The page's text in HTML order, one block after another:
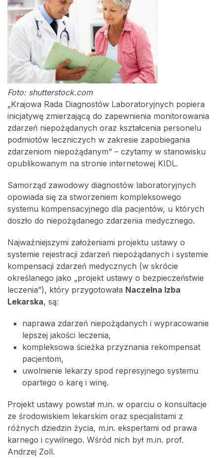
Foto: shutterstock.com
„Krajowa Rada Diagnostów Laboratoryjnych popiera
inicjatywę zmierzającą do zapewnienia monitorowania
zdarzeń niepożądanych oraz kształcenia personelu
podmiotów leczniczych w zakresie zapobiegania
zdarzeniom niepożądanym” – czytamy w stanowisku
opublikowanym na stronie internetowej KIDL.
Samorząd zawodowy diagnostów laboratoryjnych
opowiada się za stworzeniem kompleksowego
systemu kompensacyjnego dla pacjentów, u których
doszło do niepożądanego zdarzenia medycznego.
Najważniejszymi założeniami projektu ustawy o
systemie rejestracji zdarzeń niepożądanych i systemie
kompensacji zdarzeń medycznych (w skrócie
określanego jako „projekt ustawy o bezpieczeństwie
leczenia”), który przygotowała Naczelna Izba
Lekarska, są:
naprawa zdarzeń niepożądanych i wypracowanie
lepszej jakości leczenia,
kompleksowa ścieżka przyznania rekompensat
pacjentom,
uwolnienie lekarzy spod represyjnego systemu
opartego o karę i winę.
Projekt ustawy powstał m.in. w oparciu o konsultacje
ze środowiskiem lekarskim oraz specjalistami z
różnych dziedzin życia, m.in. ekspertami od prawa
karnego i cywilnego. Wśród nich był m.in. prof.
Andrzej Zoll.